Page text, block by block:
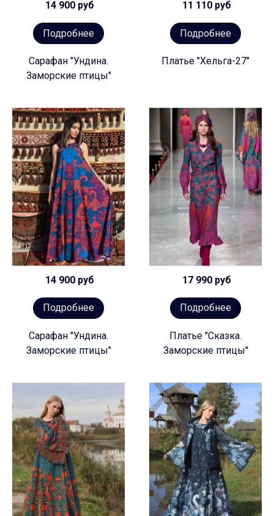
14 900 руб
Подробнее
Сарафан "Ундина.
Заморские птицы"
11 110 руб
Подробнее
Платье "Хельга-27"
14 900 руб
Подробнее
Сарафан "Ундина.
Заморские птицы"
17 990 руб
Подробнее
Платье "Сказка.
Заморские птицы"